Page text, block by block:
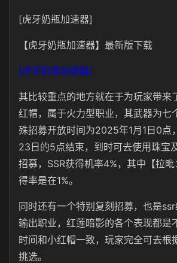
[虎牙奶瓶加速器]
【虎牙奶瓶加速器】最新版下载
[虎牙奶瓶加速器]
其比较重点的地方就在于为玩家带来
红帽，属于火力型职业，其武器为七
殊招募开放时间为2025年1月1日0点
23日的5点结束，到时可去使用珠宝
招募，SSR获得机率4%，其中【拉
得率是在1%。
同时还有一个特别复刻招募，也是
输出职业，红莲暗影的各个表现都是
时间和小红帽一致，玩家完全可去根
挑选。